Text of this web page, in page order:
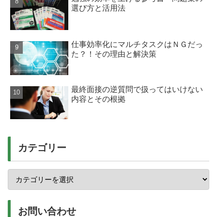
選び方と活用法
仕事効率化にマルチタスクはＮＧだっ
た？！その理由と解決策
最終面接の逆質問で扱ってはいけない
内容とその根拠
カテゴリー
お問い合わせ